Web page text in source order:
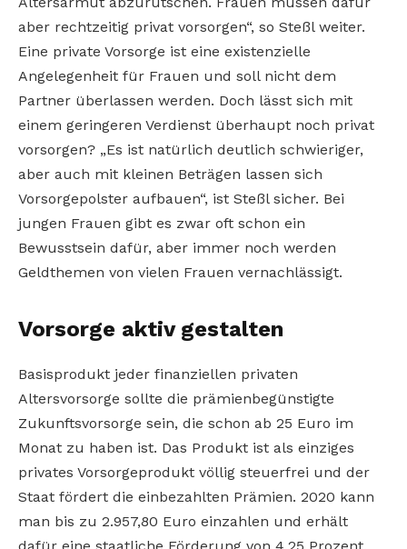
aber rechtzeitig privat vorsorgen“, so Steßl weiter.
Eine private Vorsorge ist eine existenzielle
Angelegenheit für Frauen und soll nicht dem
Partner überlassen werden. Doch lässt sich mit
einem geringeren Verdienst überhaupt noch privat
vorsorgen? „Es ist natürlich deutlich schwieriger,
aber auch mit kleinen Beträgen lassen sich
Vorsorgepolster aufbauen“, ist Steßl sicher. Bei
jungen Frauen gibt es zwar oft schon ein
Bewusstsein dafür, aber immer noch werden
Geldthemen von vielen Frauen vernachlässigt.
Vorsorge aktiv gestalten
Basisprodukt jeder finanziellen privaten
Altersvorsorge sollte die prämienbegünstigte
Zukunftsvorsorge sein, die schon ab 25 Euro im
Monat zu haben ist. Das Produkt ist als einziges
privates Vorsorgeprodukt völlig steuerfrei und der
Staat fördert die einbezahlten Prämien. 2020 kann
man bis zu 2.957,80 Euro einzahlen und erhält